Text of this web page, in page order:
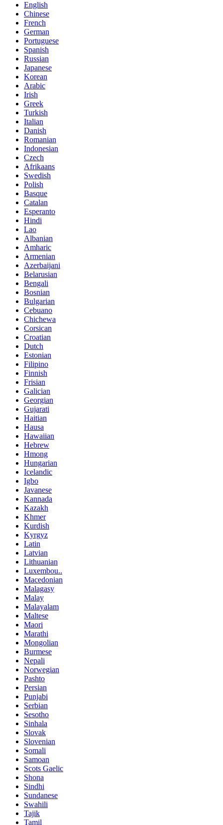
English
Chinese
French
German
Portuguese
Spanish
Russian
Japanese
Korean
Arabic
Irish
Greek
Turkish
Italian
Danish
Romanian
Indonesian
Czech
Afrikaans
Swedish
Polish
Basque
Catalan
Esperanto
Hindi
Lao
Albanian
Amharic
Armenian
Azerbaijani
Belarusian
Bengali
Bosnian
Bulgarian
Cebuano
Chichewa
Corsican
Croatian
Dutch
Estonian
Filipino
Finnish
Frisian
Galician
Georgian
Gujarati
Haitian
Hausa
Hawaiian
Hebrew
Hmong
Hungarian
Icelandic
Igbo
Javanese
Kannada
Kazakh
Khmer
Kurdish
Kyrgyz
Latin
Latvian
Lithuanian
Luxembou..
Macedonian
Malagasy
Malay
Malayalam
Maltese
Maori
Marathi
Mongolian
Burmese
Nepali
Norwegian
Pashto
Persian
Punjabi
Serbian
Sesotho
Sinhala
Slovak
Slovenian
Somali
Samoan
Scots Gaelic
Shona
Sindhi
Sundanese
Swahili
Tajik
Tamil